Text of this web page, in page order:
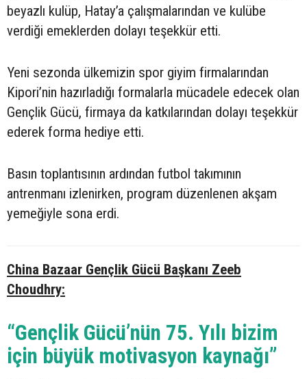
beyazlı kulüp, Hatay’a çalışmalarından ve kulübe
verdiği emeklerden dolayı teşekkür etti.
Yeni sezonda ülkemizin spor giyim firmalarından
Kipori’nin hazırladığı formalarla mücadele edecek olan
Gençlik Gücü, firmaya da katkılarından dolayı teşekkür
ederek forma hediye etti.
Basın toplantısının ardından futbol takımının
antrenmanı izlenirken, program düzenlenen akşam
yemeğiyle sona erdi.
China Bazaar Gençlik Gücü Başkanı Zeeb
Choudhry:
“Gençlik Gücü’nün 75. Yılı bizim
için büyük motivasyon kaynağı”